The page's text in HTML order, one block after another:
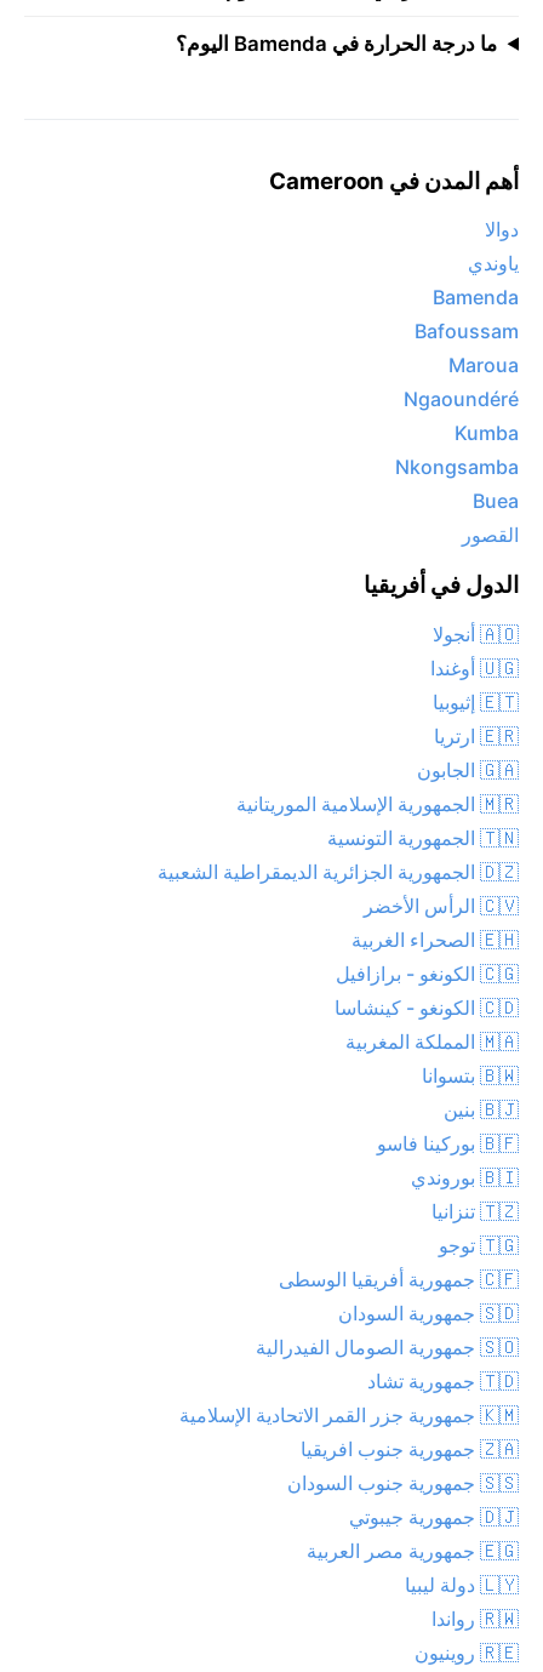
ما درجة الحرارة في Bamenda اليوم؟
أهم المدن في Cameroon
دوالا
ياوندي
Bamenda
Bafoussam
Maroua
Ngaoundéré
Kumba
Nkongsamba
Buea
القصور‎
الدول في أفريقيا
🇦🇴 أنجولا
🇺🇬 أوغندا
🇪🇹 إثيوبيا
🇪🇷 ارتريا
🇬🇦 الجابون
🇲🇷 الجمهورية الإسلامية الموريتانية
🇹🇳 الجمهورية التونسية
🇩🇿 الجمهورية الجزائرية الديمقراطية الشعبية
🇨🇻 الرأس الأخضر
🇪🇭 الصحراء الغربية
🇨🇬 الكونغو - برازافيل
🇨🇩 الكونغو - كينشاسا
🇲🇦 المملكة المغربية
🇧🇼 بتسوانا
🇧🇯 بنين
🇧🇫 بوركينا فاسو
🇧🇮 بوروندي
🇹🇿 تنزانيا
🇹🇬 توجو
🇨🇫 جمهورية أفريقيا الوسطى
🇸🇩 جمهورية السودان
🇸🇴 جمهورية الصومال الفيدرالية
🇹🇩 جمهورية تشاد
🇰🇲 جمهورية جزر القمر الاتحادية الإسلامية
🇿🇦 جمهورية جنوب افريقيا
🇸🇸 جمهورية جنوب السودان
🇩🇯 جمهورية جيبوتي
🇪🇬 جمهورية مصر العربية
🇱🇾 دولة ليبيا
🇷🇼 رواندا
🇷🇪 روينيون